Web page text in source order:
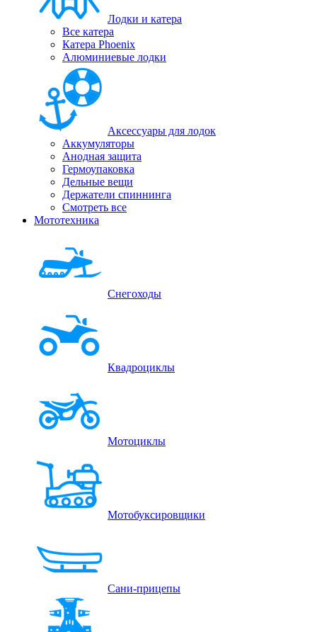
Лодки и катера
Все катера
Катера Phoenix
Алюминиевые лодки
Аксессуары для лодок
Аккумуляторы
Анодная защита
Гермоупаковка
Дельные вещи
Держатели спиннинга
Смотреть все
Мототехника
Снегоходы
Квадроциклы
Мотоциклы
Мотобуксировщики
Сани-прицепы